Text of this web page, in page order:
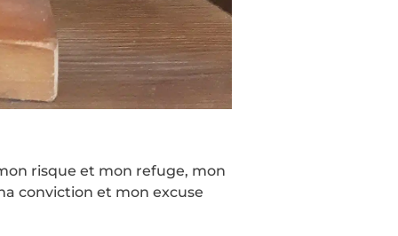
risque et mon refuge, mon
conviction et mon excuse